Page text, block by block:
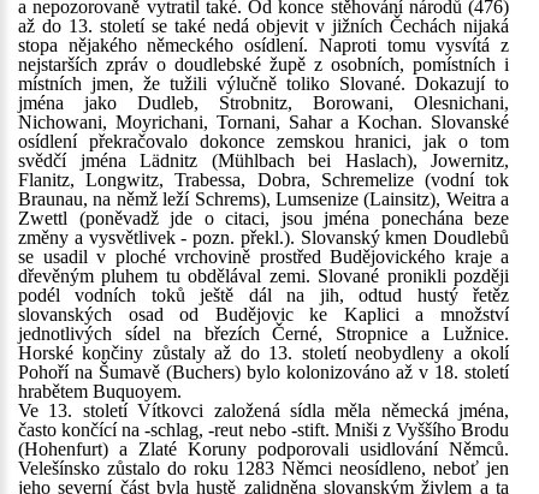
a nepozorovaně vytratil také. Od konce stěhování národů (476)
až do 13. století se také nedá objevit v jižních Čechách nijaká
stopa nějakého německého osídlení. Naproti tomu vysvítá z
nejstarších zpráv o doudlebské župě z osobních, pomístních i
místních jmen, že tužili výlučně toliko Slované. Dokazují to
jména jako Dudleb, Strobnitz, Borowani, Olesnichani,
Nichowani, Moyrichani, Tornani, Sahar a Kochan. Slovanské
osídlení překračovalo dokonce zemskou hranici, jak o tom
svědčí jména Lädnitz (Mühlbach bei Haslach), Jowernitz,
Flanitz, Longwitz, Trabessa, Dobra, Schremelize (vodní tok
Braunau, na němž leží Schrems), Lumsenize (Lainsitz), Weitra a
Zwettl (poněvadž jde o citaci, jsou jména ponechána beze
změny a vysvětlivek - pozn. překl.). Slovanský kmen Doudlebů
se usadil v ploché vrchovině prostřed Budějovického kraje a
dřevěným pluhem tu obdělával zemi. Slované pronikli později
podél vodních toků ještě dál na jih, odtud hustý řetěz
slovanských osad od Budějovic ke Kaplici a množství
jednotlivých sídel na březích Černé, Stropnice a Lužnice.
Horské končiny zůstaly až do 13. století neobydleny a okolí
Pohoří na Šumavě (Buchers) bylo kolonizováno až v 18. století
hrabětem Buquoyem.
Ve 13. století Vítkovci založená sídla měla německá jména,
často končící na -schlag, -reut nebo -stift. Mniši z Vyššího Brodu
(Hohenfurt) a Zlaté Koruny podporovali usidlování Němců.
Velešínsko zůstalo do roku 1283 Němci neosídleno, neboť jen
jeho severní část byla hustě zalidněna slovanským živlem a ta